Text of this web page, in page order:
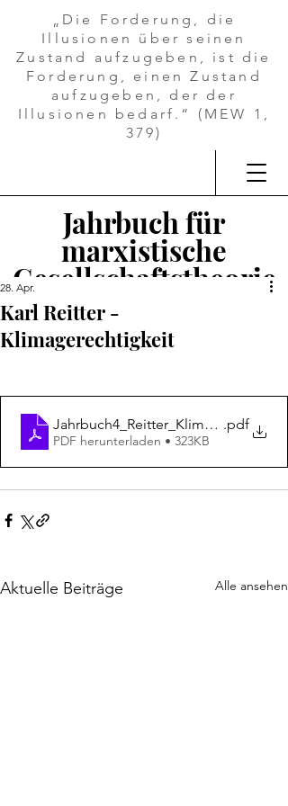
Jahrbuch für
marxistische
Gesellschaftstheorie
„Die Forderung, die
Illusionen über seinen
Zustand aufzugeben, ist die
Forderung, einen Zustand
aufzugeben, der der
Illusionen bedarf.“ (MEW 1,
379)
Karl Reitter -
Klimagerechtigkeit
28. Apr.
.pdf
PDF herunterladen • 323KB
Aktuelle Beiträge Alle ansehen